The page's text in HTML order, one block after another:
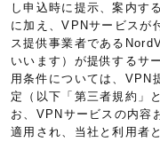
し申込時に提示、案内す
に加え、VPNサービスが
ス提供事業者である
いいます）が提供するサ
用条件については、VPN
定（以下「第三者規約」
お、VPNサービスの内容
適用され、当社と利用者